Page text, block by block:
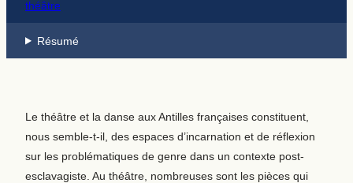
théâtre
Résumé
Le théâtre et la danse aux Antilles françaises constituent,
nous semble-t-il, des espaces d’incarnation et de réflexion
sur les problématiques de genre dans un contexte post-
esclavagiste. Au théâtre, nombreuses sont les pièces qui